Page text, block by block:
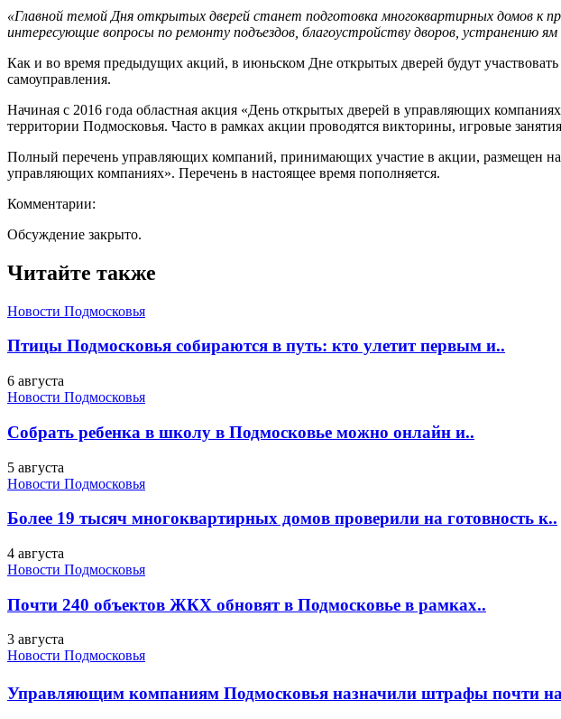
«Главной темой Дня открытых дверей станет подготовка многоквартирных домов к
интересующие вопросы по ремонту подъездов, благоустройству дворов, устранению
Как и во время предыдущих акций, в июньском Дне открытых дверей будут
самоуправления.
Начиная с 2016 года областная акция «День открытых дверей в управляющих
территории Подмосковья. Часто в рамках акции проводятся викторины, игровые
Полный перечень управляющих компаний, принимающих участие в акции, размещен на
управляющих компаниях». Перечень в настоящее время пополняется.
Комментарии:
Обсуждение закрыто.
Читайте также
Новости Подмосковья
Птицы Подмосковья собираются в путь: кто улетит первым и..
6 августа
Новости Подмосковья
Собрать ребенка в школу в Подмосковье можно онлайн и..
5 августа
Новости Подмосковья
Более 19 тысяч многоквартирных домов проверили на готовность к..
4 августа
Новости Подмосковья
Почти 240 объектов ЖКХ обновят в Подмосковье в рамках..
3 августа
Новости Подмосковья
Управляющим компаниям Подмосковья назначили штрафы почти